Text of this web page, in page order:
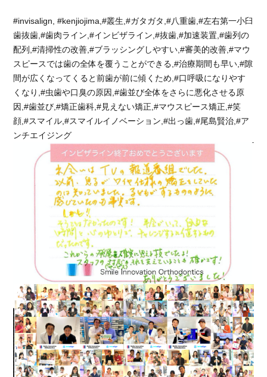
#invisalign, #kenjiojima,#叢生,#ガタガタ,#八重歯,#左右第一小臼
歯抜歯,#歯肉ライン,#インビザライン,#抜歯,#加速装置,#歯列の
配列,#清掃性の改善,#ブラッシングしやすい,#審美的改善,#マウ
スピースでは歯の全体を覆うことができる,#治療期間も早い,#隙
間が広くなってくると前歯が前に傾くため,#口呼吸になりやす
くなり,#虫歯や口臭の原因,#歯並び全体をさらに悪化させる原
因,#歯並び,#矯正歯科,#見えない矯正,#マウスピース矯正,#笑
顔,#スマイル,#スマイルイノベーション,#出っ歯,#尾島賢治,#ア
ンチエイジング